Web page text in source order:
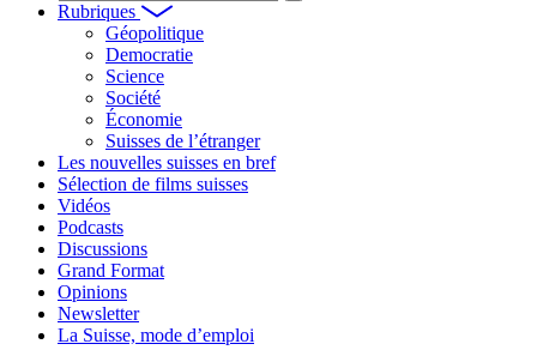
Rubriques
Géopolitique
Democratie
Science
Société
Économie
Suisses de l’étranger
Les nouvelles suisses en bref
Sélection de films suisses
Vidéos
Podcasts
Discussions
Grand Format
Opinions
Newsletter
La Suisse, mode d’emploi